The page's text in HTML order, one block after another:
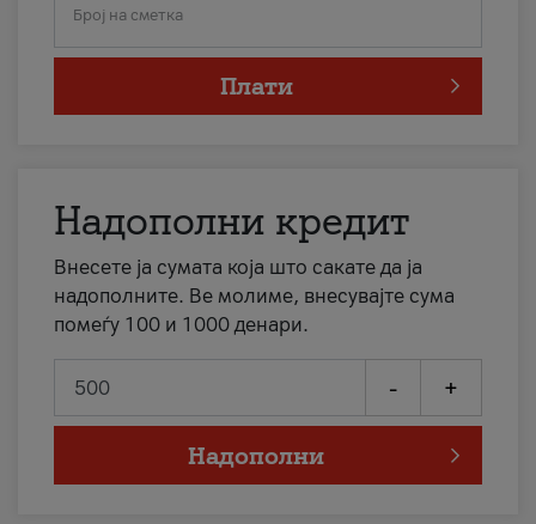
Број на сметка
Плати
Надополни кредит
Внесете ја сумата која што сакате да ја
надополните. Ве молиме, внесувајте сума
помеѓу 100 и 1000 денари.
- +
Надополни